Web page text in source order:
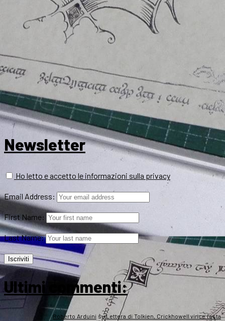
Newsletter
Ho letto e accetto le informazioni sulla privacy
Email Address:
First Name:
Last Name:
Ultimi commenti:
Roberto Arduini suLettera di Tolkien, Crickhowell vince l’asta